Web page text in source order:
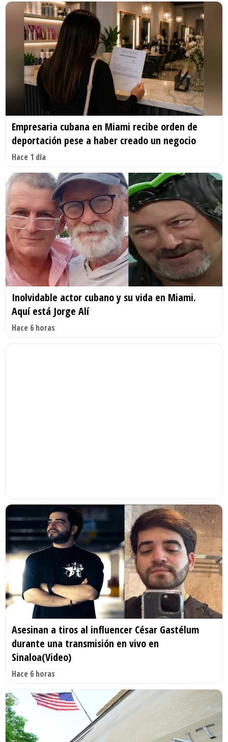
Empresaria cubana en Miami recibe orden de
deportación pese a haber creado un negocio
Hace 1 día
Inolvidable actor cubano y su vida en Miami.
Aquí está Jorge Alí
Hace 6 horas
Asesinan a tiros al influencer César Gastélum
durante una transmisión en vivo en
Sinaloa(Video)
Hace 6 horas